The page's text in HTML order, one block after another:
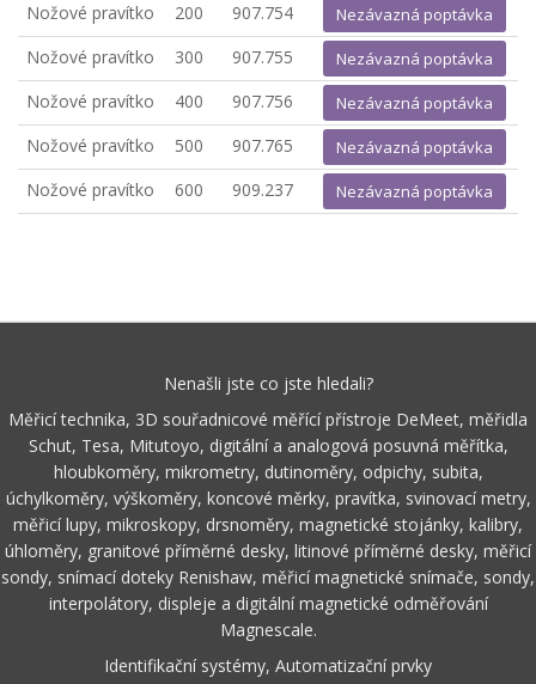
Nožové pravítko 200 907.754 Nezávazná poptávka
Nožové pravítko 300 907.755 Nezávazná poptávka
Nožové pravítko 400 907.756 Nezávazná poptávka
Nožové pravítko 500 907.765 Nezávazná poptávka
Nožové pravítko 600 909.237 Nezávazná poptávka
Nenašli jste co jste hledali?
Měřicí technika, 3D souřadnicové měřící přístroje DeMeet, měřidla
Schut, Tesa, Mitutoyo, digitální a analogová posuvná měřítka,
hloubkoměry, mikrometry, dutinoměry, odpichy, subita,
úchylkoměry, výškoměry, koncové měrky, pravítka, svinovací metry,
měřicí lupy, mikroskopy, drsnoměry, magnetické stojánky, kalibry,
úhloměry, granitové příměrné desky, litinové příměrné desky, měřicí
sondy, snímací doteky Renishaw, měřicí magnetické snímače, sondy,
interpolátory, displeje a digitální magnetické odměřování
Magnescale.
Identifikační systémy, Automatizační prvky